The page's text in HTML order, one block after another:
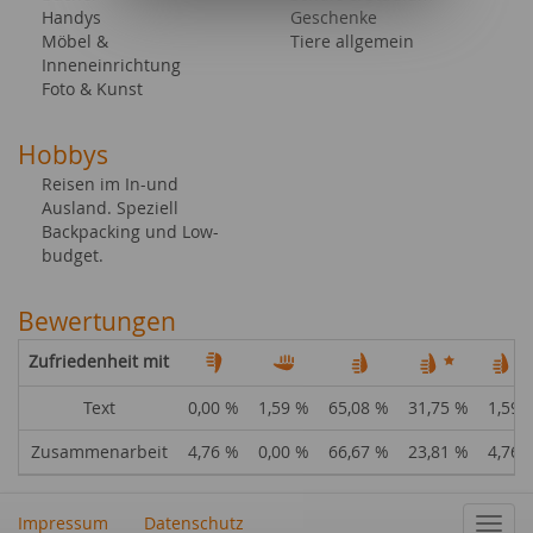
Handys
Möbel &
Inneneinrichtung
Foto & Kunst
Geschenke
Tiere allgemein
Hobbys
Reisen im In-und
Ausland. Speziell
Backpacking und Low-
budget.
Bewertungen
Zufriedenheit mit
Text 0,00 % 1,59 % 65,08 % 31,75 %
1,59
Zusammenarbeit
4,76 % 0,00 % 66,67 % 23,81 % 4,76
Impressum Datenschutz